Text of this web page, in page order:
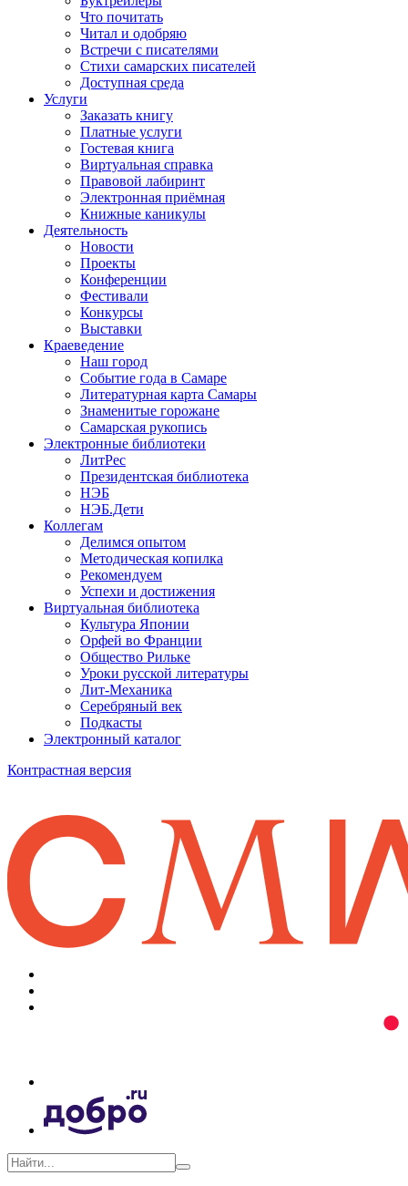
Что почитать
Читал и одобряю
Встречи с писателями
Стихи самарских писателей
Доступная среда
Услуги
Заказать книгу
Платные услуги
Гостевая книга
Виртуальная справка
Правовой лабиринт
Электронная приёмная
Книжные каникулы
Деятельность
Новости
Проекты
Конференции
Фестивали
Конкурсы
Выставки
Краеведение
Наш город
Событие года в Самаре
Литературная карта Самары
Знаменитые горожане
Самарская рукопись
Электронные библиотеки
ЛитРес
Президентская библиотека
НЭБ
НЭБ.Дети
Коллегам
Делимся опытом
Методическая копилка
Рекомендуем
Успехи и достижения
Виртуальная библиотека
Культура Японии
Орфей во Франции
Общество Рильке
Уроки русской литературы
Лит-Механика
Серебряный век
Подкасты
Электронный каталог
Контрастная версия